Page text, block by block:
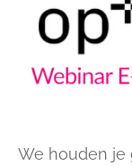
We houden je